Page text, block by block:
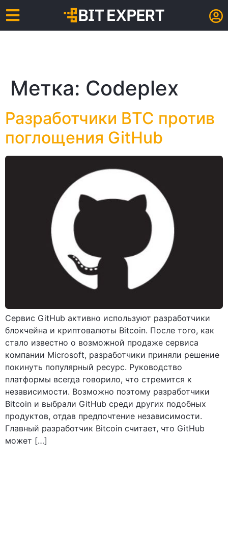
Метка: Codeplex
Разработчики BTC против
поглощения GitHub
Сервис GitHub активно используют разработчики
блокчейна и криптовалюты Bitcoin. После того, как
стало известно о возможной продаже сервиса
компании Microsoft, разработчики приняли решение
покинуть популярный ресурс. Руководство
платформы всегда говорило, что стремится к
независимости. Возможно поэтому разработчики
Bitcoin и выбрали GitHub среди других подобных
продуктов, отдав предпочтение независимости.
Главный разработчик Bitcoin считает, что GitHub
может […]